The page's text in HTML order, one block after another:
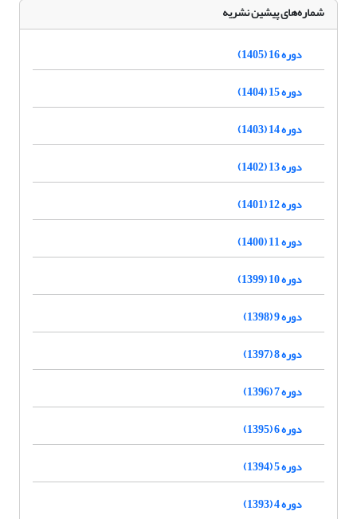
شماره‌های پیشین نشریه
دوره 16 (1405)
دوره 15 (1404)
دوره 14 (1403)
دوره 13 (1402)
دوره 12 (1401)
دوره 11 (1400)
دوره 10 (1399)
دوره 9 (1398)
دوره 8 (1397)
دوره 7 (1396)
دوره 6 (1395)
دوره 5 (1394)
دوره 4 (1393)